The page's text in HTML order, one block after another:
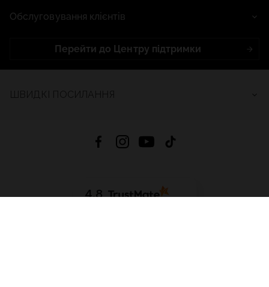
Обслуговування клієнтів
Перейти до Центру підтримки
4.8